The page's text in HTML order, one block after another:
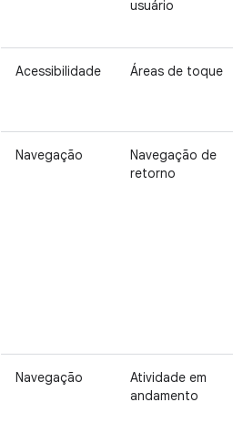
usuário
Acessibilidade Áreas de toque
Navegação
Navegação de
retorno
Navegação
Atividade em
andamento